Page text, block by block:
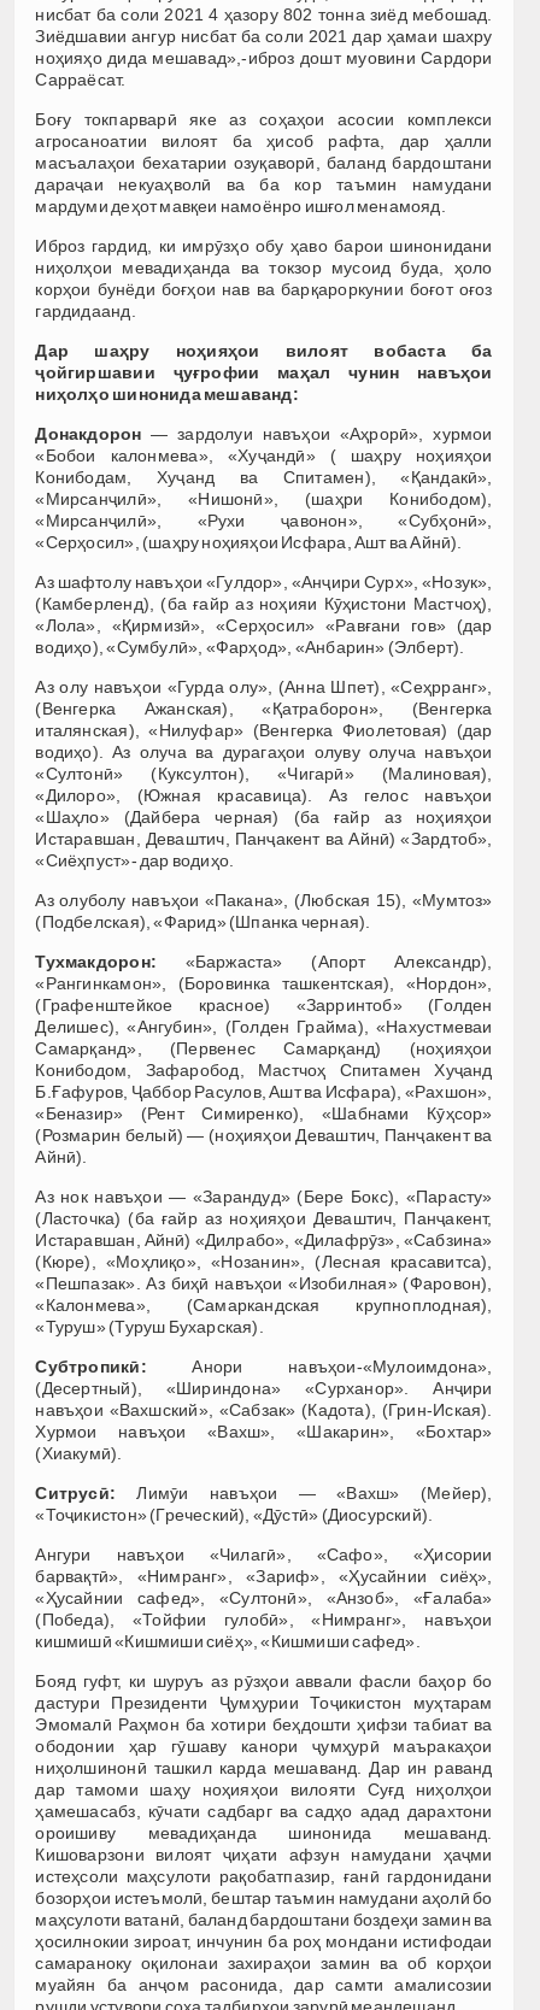
нисбат ба соли 2021 4 ҳазору 802 тонна зиёд мебошад.
Зиёдшавии ангур нисбат ба соли 2021 дар ҳамаи шахру
ноҳияҳо дида мешавад»,-иброз дошт муовини Сардори
Сарраёсат.
Боғу токпарварӣ яке аз соҳаҳои асосии комплекси
агросаноатии вилоят ба ҳисоб рафта, дар ҳалли
масъалаҳои бехатарии озуқаворӣ, баланд бардоштани
дараҷаи некуаҳволӣ ва ба кор таъмин намудани
мардуми деҳот мавқеи намоёнро ишғол менамояд.
Иброз гардид, ки имрӯзҳо обу ҳаво барои шинонидани
ниҳолҳои мевадиҳанда ва токзор мусоид буда, ҳоло
корҳои бунёди боғҳои нав ва барқароркунии боғот оғоз
гардидаанд.
Дар шаҳру ноҳияҳои вилоят вобаста ба
ҷойгиршавии ҷуғрофии маҳал чунин навъҳои
ниҳолҳо шинонида мешаванд:
Донакдорон — зардолуи навъҳои «Аҳрорӣ», хурмои
«Бобои калонмева», «Хуҷандӣ» ( шаҳру ноҳияҳои
Конибодам, Хуҷанд ва Спитамен), «Қандакӣ»,
«Мирсанҷилӣ», «Нишонӣ», (шаҳри Конибодом),
«Мирсанҷилӣ», «Рухи ҷавонон», «Субҳонӣ»,
«Серҳосил», (шаҳру ноҳияҳои Исфара, Ашт ва Айнӣ).
Аз шафтолу навъҳои «Гулдор», «Анҷири Сурх», «Нозук»,
(Камберленд), (ба ғайр аз ноҳияи Кӯҳистони Мастчоҳ),
«Лола», «Қирмизӣ», «Серҳосил» «Равғани гов» (дар
водиҳо), «Сумбулӣ», «Фарҳод», «Анбарин» (Элберт).
Аз олу навъҳои «Гурда олу», (Анна Шпет), «Сеҳрранг»,
(Венгерка Ажанская), «Қатраборон», (Венгерка
италянская), «Нилуфар» (Венгерка Фиолетовая) (дар
водиҳо). Аз олуча ва дурагаҳои олуву олуча навъҳои
«Султонӣ» (Куксултон), «Чигарӣ» (Малиновая),
«Дилоро», (Южная красавица). Аз гелос навъҳои
«Шаҳло» (Дайбера черная) (ба ғайр аз ноҳияҳои
Истаравшан, Деваштич, Панҷакент ва Айнӣ) «Зардтоб»,
«Сиёҳпуст»- дар водиҳо.
Аз олуболу навъҳои «Пакана», (Любская 15), «Мумтоз»
(Подбелская), «Фарид» (Шпанка черная).
Тухмакдорон: «Баржаста» (Апорт Александр),
«Рангинкамон», (Боровинка ташкентская), «Нордон»,
(Графенштейкое красное) «Зарринтоб» (Голден
Делишес), «Ангубин», (Голден Грайма), «Нахустмеваи
Самарқанд», (Первенес Самарқанд) (ноҳияҳои
Конибодом, Зафаробод, Мастчоҳ Спитамен Хуҷанд
Б.Ғафуров, Ҷаббор Расулов, Ашт ва Исфара), «Рахшон»,
«Беназир» (Рент Симиренко), «Шабнами Кӯҳсор»
(Розмарин белый) — (ноҳияҳои Деваштич, Панҷакент ва
Айнӣ).
Аз нок навъҳои — «Зарандуд» (Бере Бокс), «Парасту»
(Ласточка) (ба ғайр аз ноҳияҳои Деваштич, Панҷакент,
Истаравшан, Айнӣ) «Дилрабо», «Дилафрӯз», «Сабзина»
(Кюре), «Моҳлиқо», «Нозанин», (Лесная красавитса),
«Пешпазак». Аз биҳӣ навъҳои «Изобилная» (Фаровон),
«Калонмева», (Самаркандская крупноплодная),
«Туруш» (Туруш Бухарская).
Субтропикӣ: Анори навъҳои-«Мулоимдона»,
(Десертный), «Шириндона» «Сурханор». Анҷири
навъҳои «Вахшский», «Сабзак» (Кадота), (Грин-Иская).
Хурмои навъҳои «Вахш», «Шакарин», «Бохтар»
(Хиакумӣ).
Ситрусӣ: Лимӯи навъҳои — «Вахш» (Мейер),
«Тоҷикистон» (Греческий), «Дӯстӣ» (Диосурский).
Ангури навъҳои «Чилагӣ», «Сафо», «Ҳисории
барвақтӣ», «Нимранг», «Зариф», «Ҳусайнии сиёҳ»,
«Ҳусайнии сафед», «Султонӣ», «Анзоб», «Ғалаба»
(Победа), «Тойфии гулобӣ», «Нимранг», навъҳои
кишмишӣ «Кишмиши сиёҳ», «Кишмиши сафед».
Бояд гуфт, ки шуруъ аз рӯзҳои аввали фасли баҳор бо
дастури Президенти Ҷумҳурии Тоҷикистон муҳтарам
Эмомалӣ Раҳмон ба хотири беҳдошти ҳифзи табиат ва
ободонии ҳар гӯшаву канори ҷумҳурӣ маъракаҳои
ниҳолшинонӣ ташкил карда мешаванд. Дар ин раванд
дар тамоми шаҳу ноҳияҳои вилояти Суғд ниҳолҳои
ҳамешасабз, кӯчати садбарг ва садҳо адад дарахтони
ороишиву мевадиҳанда шинонида мешаванд.
Кишоварзони вилоят ҷиҳати афзун намудани ҳаҷми
истеҳсоли маҳсулоти рақобатпазир, ғанӣ гардонидани
бозорҳои истеъмолӣ, бештар таъмин намудани аҳолӣ бо
маҳсулоти ватанӣ, баланд бардоштани боздеҳи замин ва
ҳосилнокии зироат, инчунин ба роҳ мондани истифодаи
самараноку оқилонаи захираҳои замин ва об корҳои
муайян ба анҷом расонида, дар самти амалисозии
рушди устувори соҳа тадбирҳои зарурӣ меандешанд.